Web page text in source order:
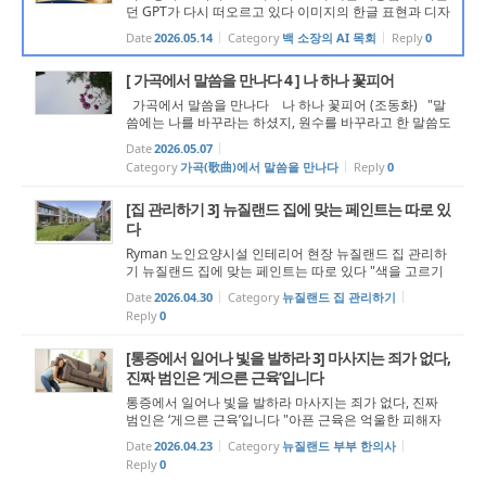
던 GPT가 다시 떠오르고 있다 이미지의 한글 표현과 디자
인 영역의 확대 " 안녕하세요. 목회 AI 연구소의 백형진 소
장입니다. 최근 칼럼을 준비하면서 GPT의 변화에 대해 다
Date2026.05.14 Category 백 소장의 AI 목회 Reply0
[ 가곡에서 말씀을 만나다 4 ] 나 하나 꽃피어
가곡에서 말씀을 만나다 나 하나 꽃피어 (조동화) "말
씀에는 나를 바꾸라는 하셨지, 원수를 바꾸라고 한 말씀도
하시지 않았습니다." 나 하나 꽃피어 조동화 시인의 시
에 윤학준 작곡가가 선율을 붙인 '나 하나 꽃피어'는 오늘
날 한국 가곡과 합창...
Date2026.05.07
Category 가곡(歌曲)에서 말씀을 만나다 Reply0
[집 관리하기 3] 뉴질랜드 집에 맞는 페인트는 따로 있
다
Ryman 노인요양시설 인테리어 현장 뉴질랜드 집 관리하
기 뉴질랜드 집에 맞는 페인트는 따로 있다 "색을 고르기
전에 먼저 봐야 할 것들" 페인트는 색으로 시작되지 않는
다 집주인들과 상담을 하다 보면 대부분의 대화는 색 이야
기로 시작된다. “요즘 ...
Date2026.04.30 Category 뉴질랜드 집 관리하기
Reply0
[통증에서 일어나 빛을 발하라 3] 마사지는 죄가 없다,
진짜 범인은 ‘게으른 근육’입니다
통증에서 일어나 빛을 발하라 마사지는 죄가 없다, 진짜
범인은 ‘게으른 근육’입니다 "아픈 근육은 억울한 피해자
일 뿐입니다. 숨어있는 범인을 찾아 제 몫을 하게 만들어
야 합니다." “일어나라 빛을 발하라 이는 네 빛이 이르렀고
여호와의...
Date2026.04.23 Category 뉴질랜드 부부 한의사
Reply0